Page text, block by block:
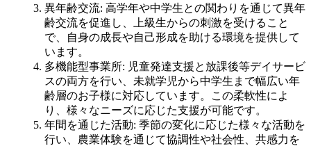
異年齢交流: 高学年や中学生との関わりを通じて異年
齢交流を促進し、上級生からの刺激を受けること
で、自身の成長や自己形成を助ける環境を提供して
います。
多機能型事業所: 児童発達支援と放課後等デイサービ
スの両方を行い、未就学児から中学生まで幅広い年
齢層のお子様に対応しています。この柔軟性によ
り、様々なニーズに応じた支援が可能です。
年間を通じた活動: 季節の変化に応じた様々な活動を
行い、農業体験を通じて協調性や社会性、共感力を